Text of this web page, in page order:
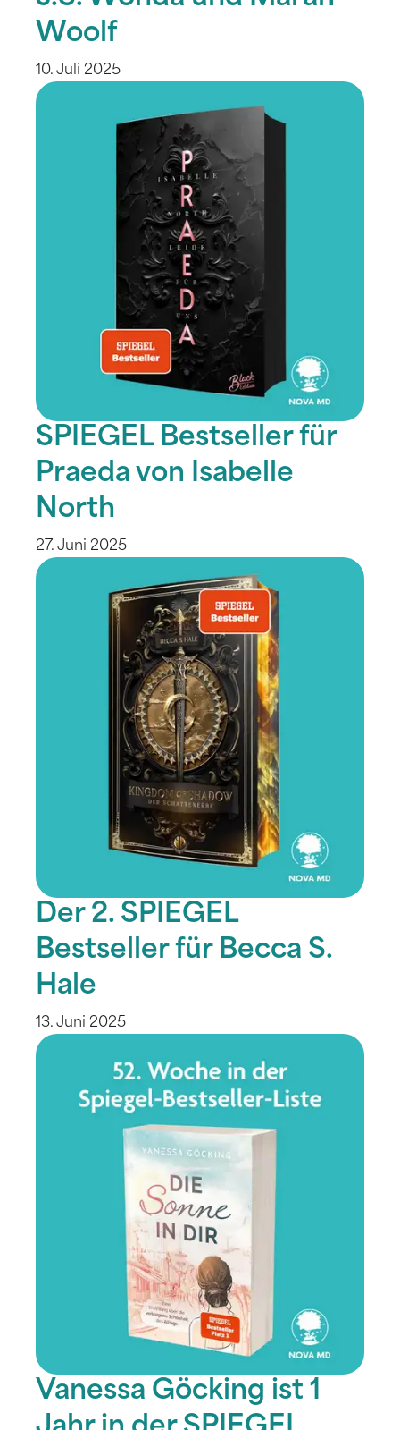
Woolf
10. Juli 2025
SPIEGEL Bestseller für
Praeda von Isabelle
North
27. Juni 2025
Der 2. SPIEGEL
Bestseller für Becca S.
Hale
13. Juni 2025
Vanessa Göcking ist 1